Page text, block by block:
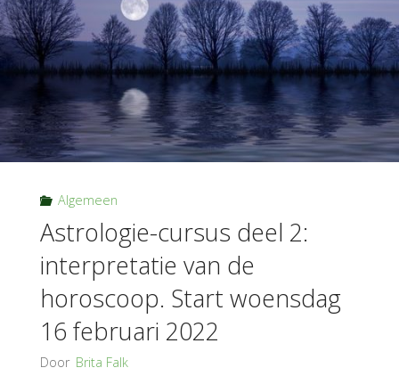
Algemeen
Astrologie-cursus deel 2:
interpretatie van de
horoscoop. Start woensdag
16 februari 2022
Door Brita Falk